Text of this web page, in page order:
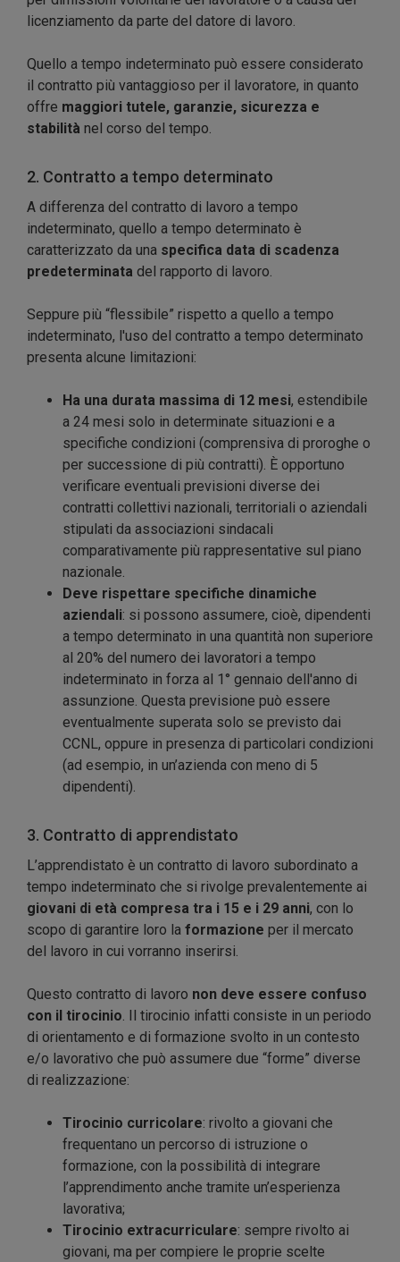
licenziamento da parte del datore di lavoro.
Quello a tempo indeterminato può essere considerato
il contratto più vantaggioso per il lavoratore, in quanto
offre maggiori tutele, garanzie, sicurezza e
stabilità nel corso del tempo.
2. Contratto a tempo determinato
A differenza del contratto di lavoro a tempo
indeterminato, quello a tempo determinato è
caratterizzato da una specifica data di scadenza
predeterminata del rapporto di lavoro.
Seppure più “flessibile” rispetto a quello a tempo
indeterminato, l'uso del contratto a tempo determinato
presenta alcune limitazioni:
Ha una durata massima di 12 mesi, estendibile
a 24 mesi solo in determinate situazioni e a
specifiche condizioni (comprensiva di proroghe o
per successione di più contratti). È opportuno
verificare eventuali previsioni diverse dei
contratti collettivi nazionali, territoriali o aziendali
stipulati da associazioni sindacali
comparativamente più rappresentative sul piano
nazionale.
Deve rispettare specifiche dinamiche
aziendali: si possono assumere, cioè, dipendenti
a tempo determinato in una quantità non superiore
al 20% del numero dei lavoratori a tempo
indeterminato in forza al 1° gennaio dell'anno di
assunzione. Questa previsione può essere
eventualmente superata solo se previsto dai
CCNL, oppure in presenza di particolari condizioni
(ad esempio, in un’azienda con meno di 5
dipendenti).
3. Contratto di apprendistato
L’apprendistato è un contratto di lavoro subordinato a
tempo indeterminato che si rivolge prevalentemente ai
giovani di età compresa tra i 15 e i 29 anni, con lo
scopo di garantire loro la formazione per il mercato
del lavoro in cui vorranno inserirsi.
Questo contratto di lavoro non deve essere confuso
con il tirocinio. Il tirocinio infatti consiste in un periodo
di orientamento e di formazione svolto in un contesto
e/o lavorativo che può assumere due “forme” diverse
di realizzazione:
Tirocinio curricolare: rivolto a giovani che
frequentano un percorso di istruzione o
formazione, con la possibilità di integrare
l’apprendimento anche tramite un’esperienza
lavorativa;
Tirocinio extracurriculare: sempre rivolto ai
giovani, ma per compiere le proprie scelte